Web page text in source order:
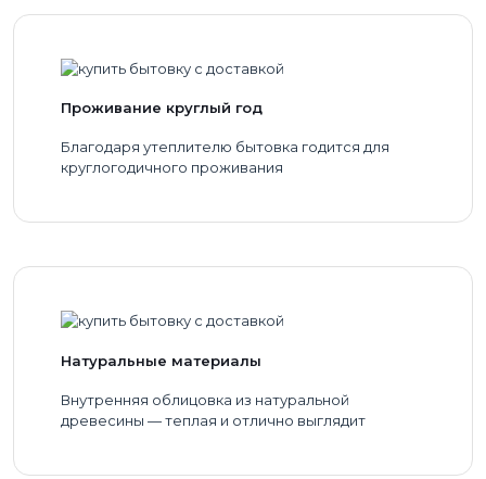
Проживание круглый год
Благодаря утеплителю бытовка годится для
круглогодичного проживания
Натуральные материалы
Внутренняя облицовка из натуральной
древесины — теплая и отлично выглядит